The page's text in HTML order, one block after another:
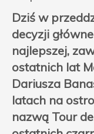
Dziś w
decyzji
najlepszej,
ostatnich lat
Dariusza
latach na
nazwą Tour